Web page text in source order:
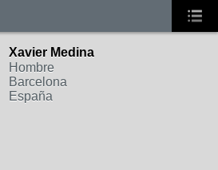
Xavier Medina
Hombre
Barcelona
España